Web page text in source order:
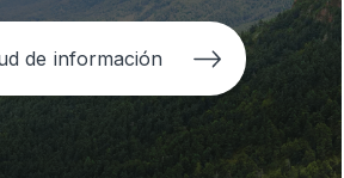
de información